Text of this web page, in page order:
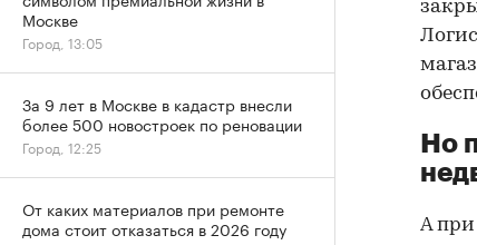
Но
А
Москве
Город, 13:05
За 9 лет в Москве в кадастр внесли
более 500 новостроек по реновации
Город, 12:25
От каких материалов при ремонте
дома стоит отказаться в 2026 году